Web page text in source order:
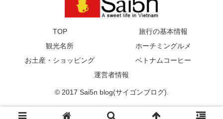
TOP
旅行の基本情報
観光名所
ホーチミングルメ
お土産・ショッピング
ベトナムコーヒー
運営者情報
© 2017 Sai5n blog(サイゴンブログ).